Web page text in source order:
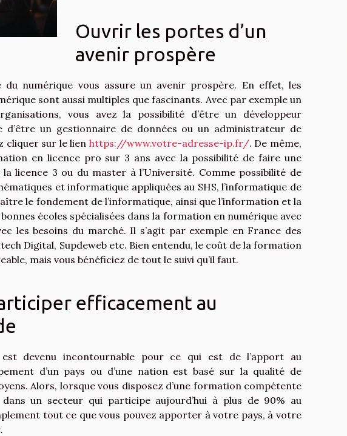
Ouvrir les portes d’un
avenir prospère
numérique vous assure un avenir prospère. En effet, les
sont aussi multiples que fascinants. Avec par exemple un
vous avez la possibilité d’être un développeur
d’être un gestionnaire de données ou un administrateur de
cliquer sur le lien https://www.votre-adresse-ip.fr/. De même,
en licence pro sur 3 ans avec la possibilité de faire une
licence 3 ou du master à l’Université. Comme possibilité de
et informatique appliquées au SHS, l’informatique de
le fondement de l’informatique, ainsi que l’information et la
écoles spécialisées dans la formation en numérique avec
les besoins du marché. Il s’agit par exemple en France des
Digital, Supdeweb etc. Bien entendu, le coût de la formation
mais vous bénéficiez de tout le suivi qu’il faut.
efficacement au
est devenu incontournable pour ce qui est de l’apport au
d’un pays ou d’une nation est basé sur la qualité de
Alors, lorsque vous disposez d’une formation compétente
un secteur qui participe aujourd’hui à plus de 90% au
tout ce que vous pouvez apporter à votre pays, à votre